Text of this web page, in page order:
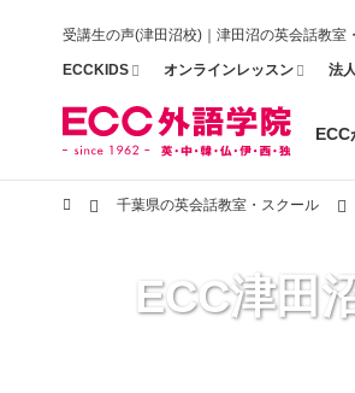
受講生の声(津田沼校)｜津田沼の英会話教室
ECCKIDS オンラインレッスン 法
千葉県の英会話教室・スクール
ECC津田